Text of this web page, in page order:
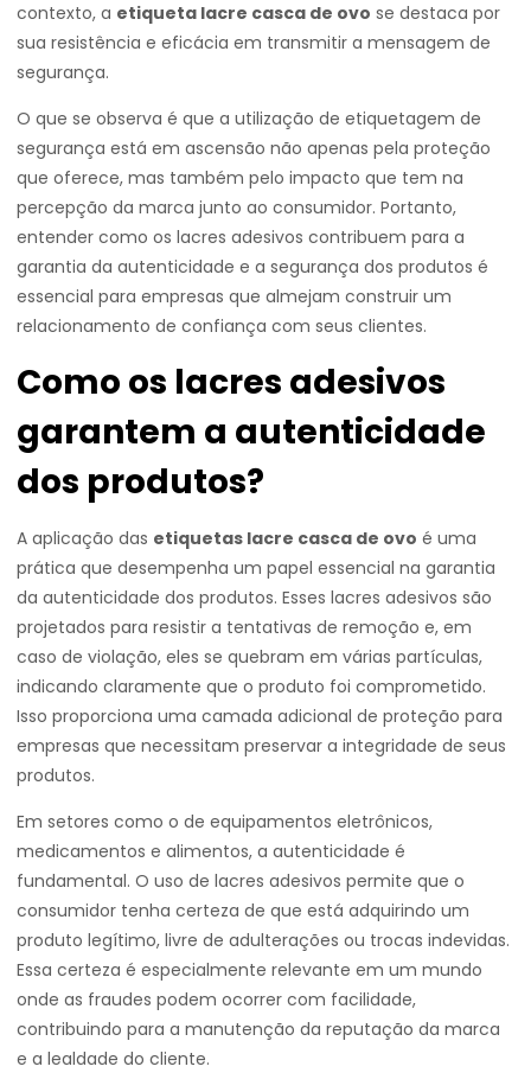
contexto, a etiqueta lacre casca de ovo se destaca por
sua resistência e eficácia em transmitir a mensagem de
segurança.
O que se observa é que a utilização de etiquetagem de
segurança está em ascensão não apenas pela proteção
que oferece, mas também pelo impacto que tem na
percepção da marca junto ao consumidor. Portanto,
entender como os lacres adesivos contribuem para a
garantia da autenticidade e a segurança dos produtos é
essencial para empresas que almejam construir um
relacionamento de confiança com seus clientes.
Como os lacres adesivos
garantem a autenticidade
dos produtos?
A aplicação das etiquetas lacre casca de ovo é uma
prática que desempenha um papel essencial na garantia
da autenticidade dos produtos. Esses lacres adesivos são
projetados para resistir a tentativas de remoção e, em
caso de violação, eles se quebram em várias partículas,
indicando claramente que o produto foi comprometido.
Isso proporciona uma camada adicional de proteção para
empresas que necessitam preservar a integridade de seus
produtos.
Em setores como o de equipamentos eletrônicos,
medicamentos e alimentos, a autenticidade é
fundamental. O uso de lacres adesivos permite que o
consumidor tenha certeza de que está adquirindo um
produto legítimo, livre de adulterações ou trocas indevidas.
Essa certeza é especialmente relevante em um mundo
onde as fraudes podem ocorrer com facilidade,
contribuindo para a manutenção da reputação da marca
e a lealdade do cliente.